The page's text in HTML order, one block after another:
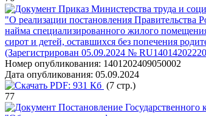
Приказ Министерства труда и
"О реализации постановления Правительства
найма специализированного жилого
сирот и детей, оставшихся без попечения
(Зарегистрирован 05.09.2024 №
Номер опубликования: 1401202409050002
Дата опубликования: 05.09.2024
PDF: 931 Кб (7 стр.)
77
Постановление